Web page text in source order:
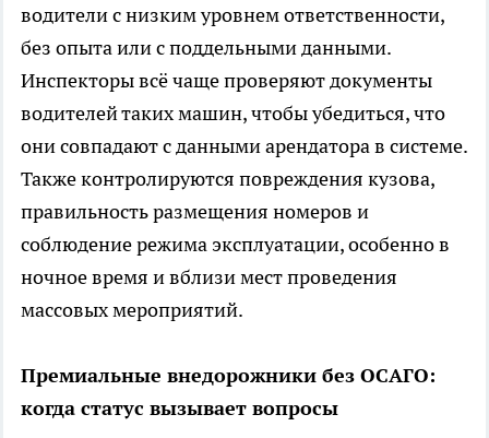
водители с низким уровнем ответственности,
без опыта или с поддельными данными.
Инспекторы всё чаще проверяют документы
водителей таких машин, чтобы убедиться, что
они совпадают с данными арендатора в системе.
Также контролируются повреждения кузова,
правильность размещения номеров и
соблюдение режима эксплуатации, особенно в
ночное время и вблизи мест проведения
массовых мероприятий.
Премиальные внедорожники без ОСАГО:
когда статус вызывает вопросы